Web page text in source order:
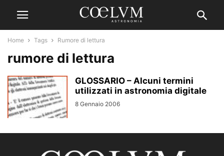
Home Tags Rumore di lettura
rumore di lettura
GLOSSARIO – Alcuni termini
utilizzati in astronomia digitale
8 Gennaio 2006